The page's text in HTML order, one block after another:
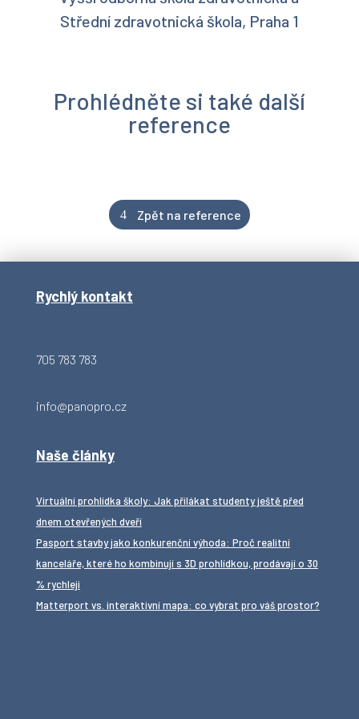
Střední zdravotnická škola, Praha 1
Prohlédněte si také další
reference
Zpět na reference
Rychlý kontakt
705 783 783
info@panopro.cz
Naše články
Virtuální prohlídka školy: Jak přilákat studenty ještě před
dnem otevřených dveří
Pasport stavby jako konkurenční výhoda: Proč realitní
kanceláře, které ho kombinují s 3D prohlídkou, prodávají o 30
% rychleji
Matterport vs. interaktivní mapa: co vybrat pro váš prostor?